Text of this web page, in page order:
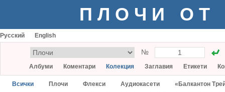
ПЛОЧИ ОТ
Русский English
№
Албуми Коментари Колекция Заглавия Етикети
Всички Плочи Флекси Аудиокасети
«Балкантон